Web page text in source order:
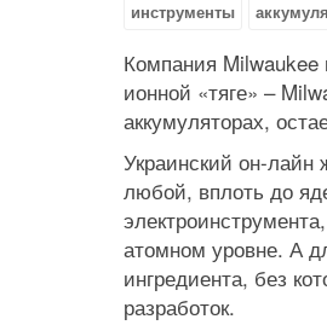
инструменты
Компания Milwaukee
ионной «тяге» –
аккумуляторах,
Украинский он-лайн
любой, вплоть до
атомном уровне. А
ингредиента, без
разработок.